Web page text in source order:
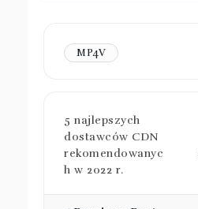
MP4V
5 najlepszych
dostawców CDN
rekomendowanyc
h w 2022 r.